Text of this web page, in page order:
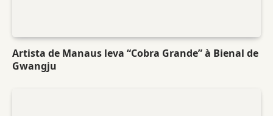
Artista de Manaus leva “Cobra Grande” à Bienal de
Gwangju